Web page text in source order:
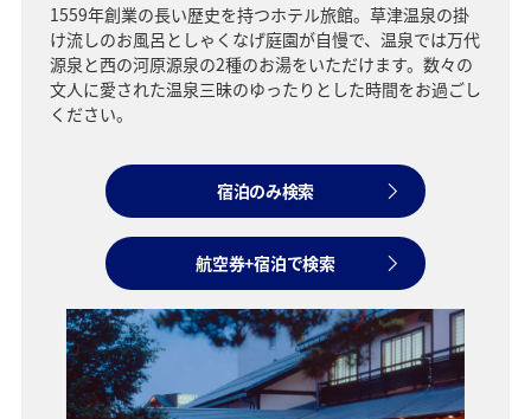
1559年創業の長い歴史を持つホテル旅館。草津温泉の掛
け流しのお風呂としゃくなげ庭園が自慢で、温泉では万代
源泉と西の河原源泉の2種のお湯をいただけます。数々の
文人に愛された温泉三昧のゆったりとした時間をお過ごし
ください。
宿泊のみ検索
航空券+宿泊で検索